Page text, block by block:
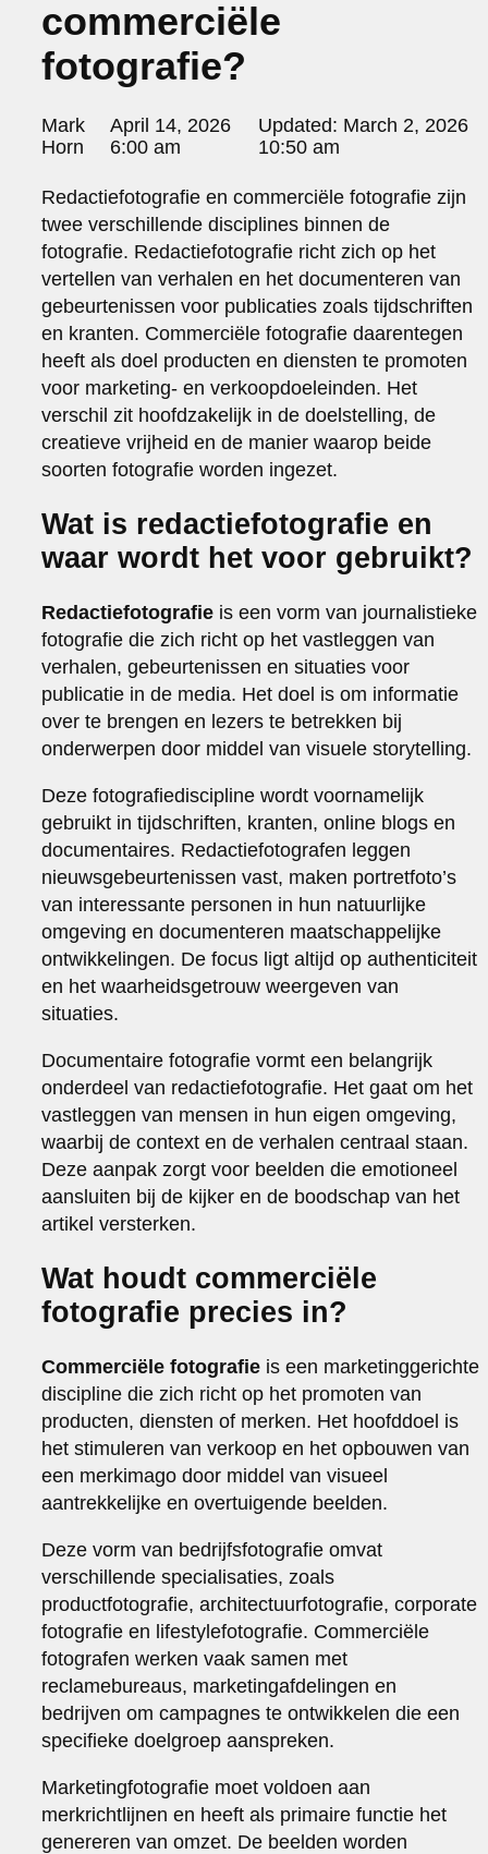
portraits 2
portraits 3
fd gazellen 2014
sanoma view 2014 – annual report
het zuiderlicht
thomas van luyn
parool christmas special
editorial
travel
commercial
fashion
contact
info@markhorn.nl
+31650600601
about
commerciële
fotografie?
Posted
by:
Mark
Horn
April 14, 2026
6:00 am
Updated: March 2, 2026
10:50 am
Redactiefotografie en commerciële fotografie zijn
twee verschillende disciplines binnen de
fotografie. Redactiefotografie richt zich op het
vertellen van verhalen en het documenteren van
gebeurtenissen voor publicaties zoals tijdschriften
en kranten. Commerciële fotografie daarentegen
heeft als doel producten en diensten te promoten
voor marketing- en verkoopdoeleinden. Het
verschil zit hoofdzakelijk in de doelstelling, de
creatieve vrijheid en de manier waarop beide
soorten fotografie worden ingezet.
Wat is redactiefotografie en
waar wordt het voor gebruikt?
Redactiefotografie is een vorm van journalistieke
fotografie die zich richt op het vastleggen van
verhalen, gebeurtenissen en situaties voor
publicatie in de media. Het doel is om informatie
over te brengen en lezers te betrekken bij
onderwerpen door middel van visuele storytelling.
Deze fotografiediscipline wordt voornamelijk
gebruikt in tijdschriften, kranten, online blogs en
documentaires. Redactiefotografen leggen
nieuwsgebeurtenissen vast, maken portretfoto’s
van interessante personen in hun natuurlijke
omgeving en documenteren maatschappelijke
ontwikkelingen. De focus ligt altijd op authenticiteit
en het waarheidsgetrouw weergeven van
situaties.
Documentaire fotografie vormt een belangrijk
onderdeel van redactiefotografie. Het gaat om het
vastleggen van mensen in hun eigen omgeving,
waarbij de context en de verhalen centraal staan.
Deze aanpak zorgt voor beelden die emotioneel
aansluiten bij de kijker en de boodschap van het
artikel versterken.
Wat houdt commerciële
fotografie precies in?
Commerciële fotografie is een marketinggerichte
discipline die zich richt op het promoten van
producten, diensten of merken. Het hoofddoel is
het stimuleren van verkoop en het opbouwen van
een merkimago door middel van visueel
aantrekkelijke en overtuigende beelden.
Deze vorm van bedrijfsfotografie omvat
verschillende specialisaties, zoals
productfotografie, architectuurfotografie, corporate
fotografie en lifestylefotografie. Commerciële
fotografen werken vaak samen met
reclamebureaus, marketingafdelingen en
bedrijven om campagnes te ontwikkelen die een
specifieke doelgroep aanspreken.
Marketingfotografie moet voldoen aan
merkrichtlijnen en heeft als primaire functie het
genereren van omzet. De beelden worden